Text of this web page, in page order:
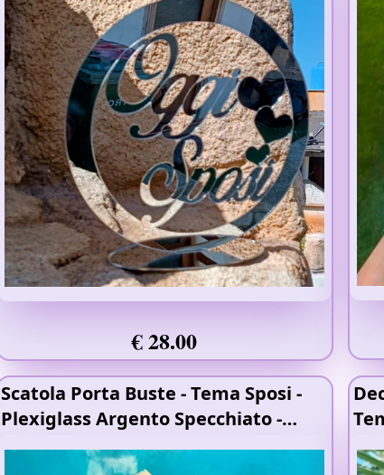
€ 28.00
Scatola Porta Buste - Tema Sposi-
Plexiglass Argento Specchiato-
Stampa Raggi UV- Legno 4mm